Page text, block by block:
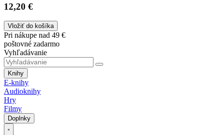
12,20 €
Vložiť do košíka
Pri nákupe nad 49 €
poštovné zadarmo
Vyhľadávanie
Knihy
E-knihy
Audioknihy
Hry
Filmy
Doplnky